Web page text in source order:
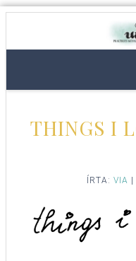
THINGS I
ÍRTA: VIA